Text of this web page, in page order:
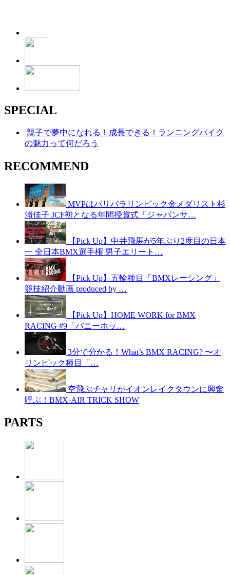
SPECIAL
親子で夢中になれる！成長できる！ランニングバイク
の魅力って何だろう
RECOMMEND
MVPはパリパラリンピック金メダリスト杉
浦佳子 JCF初となる年間授賞式「ジャパンサ…
【Pick Up】中井飛馬が5年ぶり2度目の日本
一 全日本BMX選手権 男子エリート…
【Pick Up】五輪種目「BMXレーシング」
競技紹介動画 produced by …
【Pick Up】HOME WORK for BMX
RACING #9「バニーホッ…
3分で分かる！What’s BMX RACING? 〜オ
リンピック種目「…
空飛ぶチャリがイオンレイクタウンに興奮
呼ぶ！BMX-AIR TRICK SHOW
PARTS